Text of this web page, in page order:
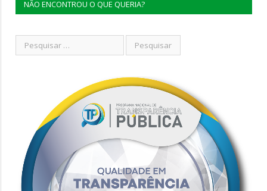
NÃO ENCONTROU O QUE QUERIA?